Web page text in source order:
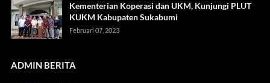
Kementerian Koperasi dan UKM, Kunjungi PLUT
KUKM Kabupaten Sukabumi
Februari 07, 2023
ADMIN BERITA